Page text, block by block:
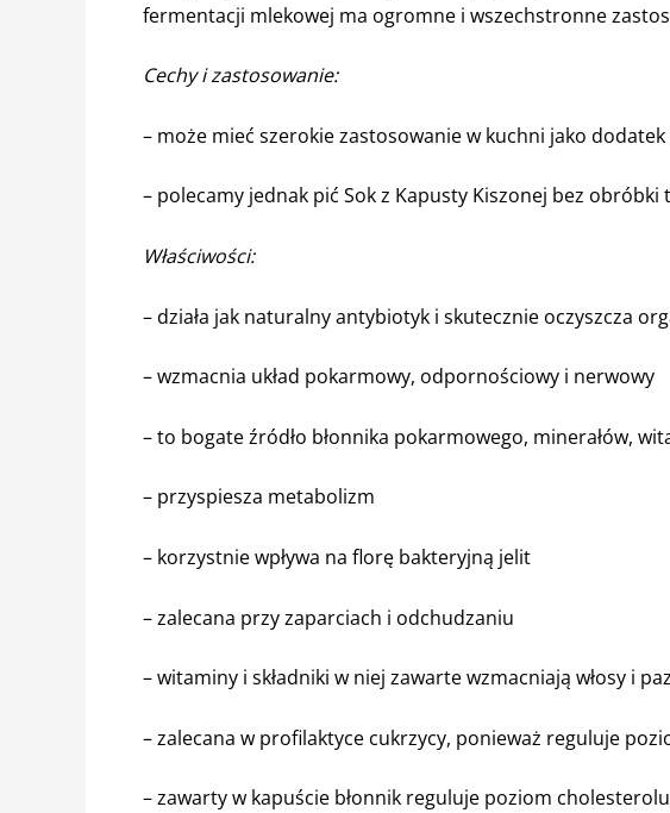
fermentacji mlekowej ma ogromne i wszechstronne
Cechy i zastosowanie:
– może mieć szerokie zastosowanie w kuchni jako
– polecamy jednak pić Sok z Kapusty Kiszonej bez
Właściwości:
– działa jak naturalny antybiotyk i skutecznie oczyszcza
– wzmacnia układ pokarmowy, odpornościowy i nerwowy
– to bogate źródło błonnika pokarmowego, minerałów,
– przyspiesza metabolizm
– korzystnie wpływa na florę bakteryjną jelit
– zalecana przy zaparciach i odchudzaniu
– witaminy i składniki w niej zawarte wzmacniają włosy i
– zalecana w profilaktyce cukrzycy, ponieważ reguluje
– zawarty w kapuście błonnik reguluje poziom